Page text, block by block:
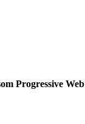
Progressive